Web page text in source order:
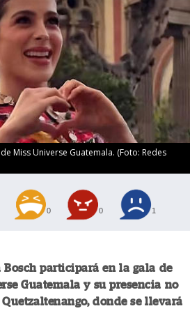
Miss Universe Guatemala. (Foto: Redes
0 0 1
Bosch participará en la gala de
Guatemala y su presencia no
donde se llevará